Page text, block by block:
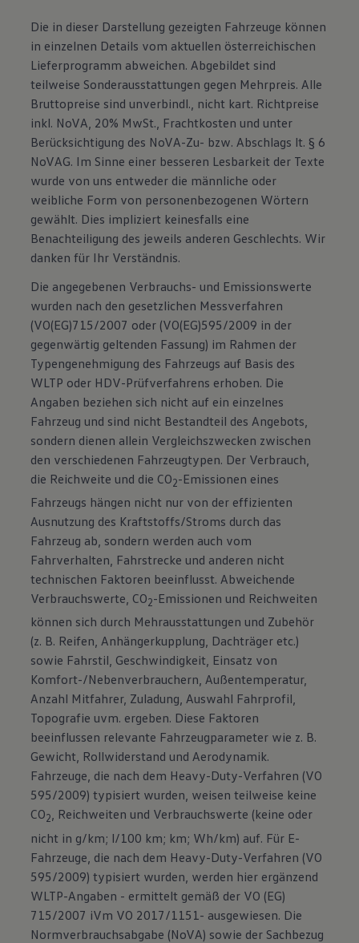
Die in dieser Darstellung gezeigten Fahrzeuge können
in einzelnen Details vom aktuellen österreichischen
Lieferprogramm abweichen. Abgebildet sind
teilweise Sonderausstattungen gegen Mehrpreis. Alle
Bruttopreise sind unverbindl., nicht kart. Richtpreise
inkl. NoVA, 20% MwSt., Frachtkosten und unter
Berücksichtigung des NoVA-Zu- bzw. Abschlags lt. § 6
NoVAG. Im Sinne einer besseren Lesbarkeit der Texte
wurde von uns entweder die männliche oder
weibliche Form von personenbezogenen Wörtern
gewählt. Dies impliziert keinesfalls eine
Benachteiligung des jeweils anderen Geschlechts. Wir
danken für Ihr Verständnis.
Die angegebenen Verbrauchs- und Emissionswerte
wurden nach den gesetzlichen Messverfahren
(VO(EG)715/2007 oder (VO(EG)595/2009 in der
gegenwärtig geltenden Fassung) im Rahmen der
Typengenehmigung des Fahrzeugs auf Basis des
WLTP oder HDV-Prüfverfahrens erhoben. Die
Angaben beziehen sich nicht auf ein einzelnes
Fahrzeug und sind nicht Bestandteil des Angebots,
sondern dienen allein Vergleichszwecken zwischen
den verschiedenen Fahrzeugtypen. Der Verbrauch,
die Reichweite und die CO2-Emissionen eines
Fahrzeugs hängen nicht nur von der effizienten
Ausnutzung des Kraftstoffs/Stroms durch das
Fahrzeug ab, sondern werden auch vom
Fahrverhalten, Fahrstrecke und anderen nicht
technischen Faktoren beeinflusst. Abweichende
Verbrauchswerte, CO2-Emissionen und Reichweiten
können sich durch Mehrausstattungen und Zubehör
(z. B. Reifen, Anhängerkupplung, Dachträger etc.)
sowie Fahrstil, Geschwindigkeit, Einsatz von
Komfort-/Nebenverbrauchern, Außentemperatur,
Anzahl Mitfahrer, Zuladung, Auswahl Fahrprofil,
Topografie uvm. ergeben. Diese Faktoren
beeinflussen relevante Fahrzeugparameter wie z. B.
Gewicht, Rollwiderstand und Aerodynamik.
Fahrzeuge, die nach dem Heavy-Duty-Verfahren (VO
595/2009) typisiert wurden, weisen teilweise keine
CO2, Reichweiten und Verbrauchswerte (keine oder
nicht in g/km; l/100 km; km; Wh/km) auf. Für E-
Fahrzeuge, die nach dem Heavy-Duty-Verfahren (VO
595/2009) typisiert wurden, werden hier ergänzend
WLTP-Angaben - ermittelt gemäß der VO (EG)
715/2007 iVm VO 2017/1151- ausgewiesen. Die
Normverbrauchsabgabe (NoVA) sowie der Sachbezug